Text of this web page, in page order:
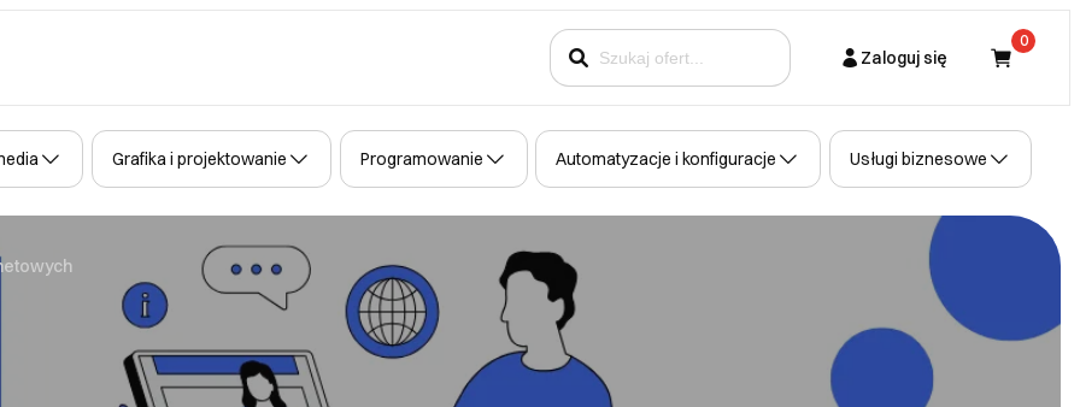
Zaloguj się
Kupujący
0
Grafika i projektowanie Programowanie Automatyzacje i konfiguracje Usługi biznesowe